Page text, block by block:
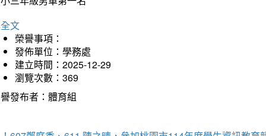
文
榮譽事項：
發佈單位：學務處
建立時間：2025-12-29
瀏覽次數：369
發布者：體育組